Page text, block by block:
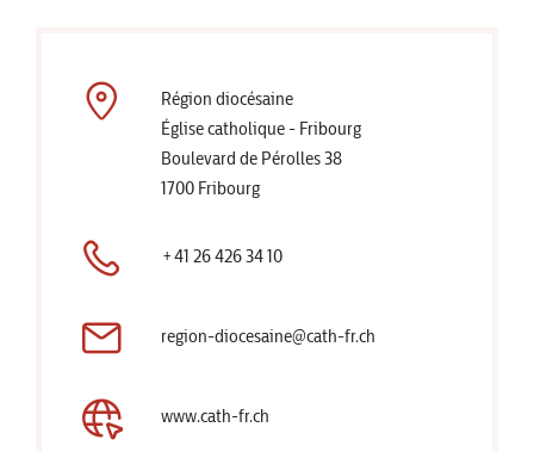
Région diocésaine
Église catholique - Fribourg
Boulevard de Pérolles 38
1700 Fribourg
+41 26 426 34 10
region-diocesaine@cath-fr.ch
www.cath-fr.ch